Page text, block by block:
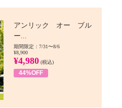
アンリック オー ブル
ー...
期間限定：7/31〜8/6
¥8,900
¥4,980 (税込)
44%OFF